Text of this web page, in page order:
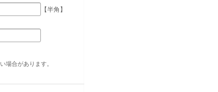
【半角】
場合があります。